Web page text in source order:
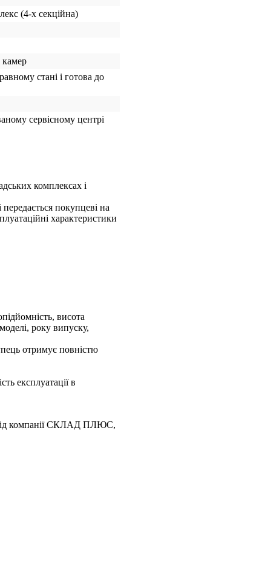
(4-х секційна)
камер
стані і готова до
сервісному центрі
комплексах і
покупцеві на
характеристики
висота
року випуску,
отримує повністю
експлуатації в
від компанії СКЛАД ПЛЮС,